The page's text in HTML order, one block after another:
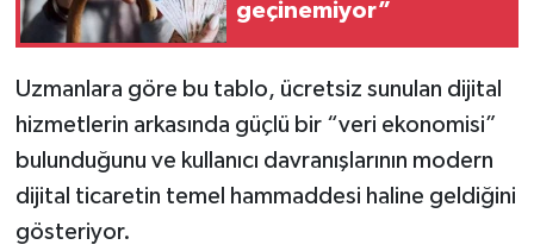
geçinemiyor”
Uzmanlara göre bu tablo, ücretsiz sunulan dijital
hizmetlerin arkasında güçlü bir “veri ekonomisi”
bulunduğunu ve kullanıcı davranışlarının modern
dijital ticaretin temel hammaddesi haline geldiğini
gösteriyor.